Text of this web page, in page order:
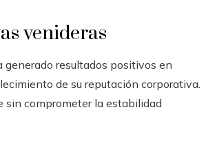
venideras
resultados positivos en
de su reputación corporativa.
sin comprometer la estabilidad